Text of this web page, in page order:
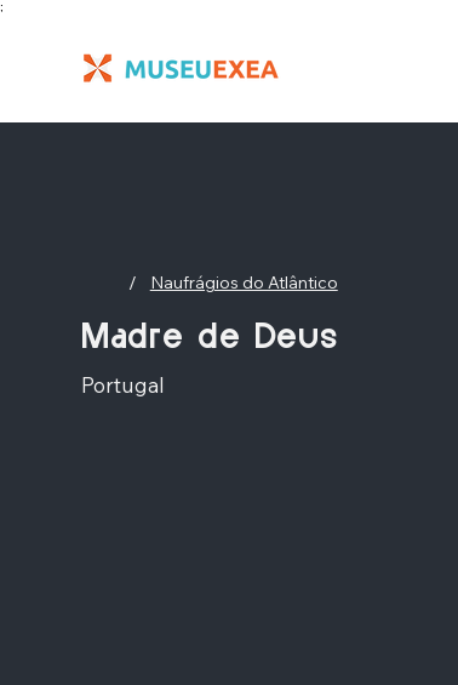
;
/ Naufrágios do Atlântico
Madre de Deus
Portugal